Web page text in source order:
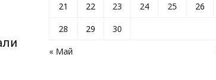
« Май
21
22 23 24 25 26
28
29 30